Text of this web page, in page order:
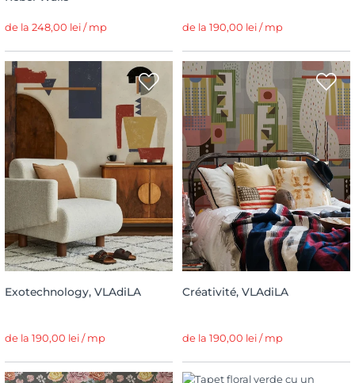
de la 248,00 lei / mp de la 190,00 lei / mp
Exotechnology, VLAdiLA
de la 190,00 lei / mp
Créativité, VLAdiLA
de la 190,00 lei / mp